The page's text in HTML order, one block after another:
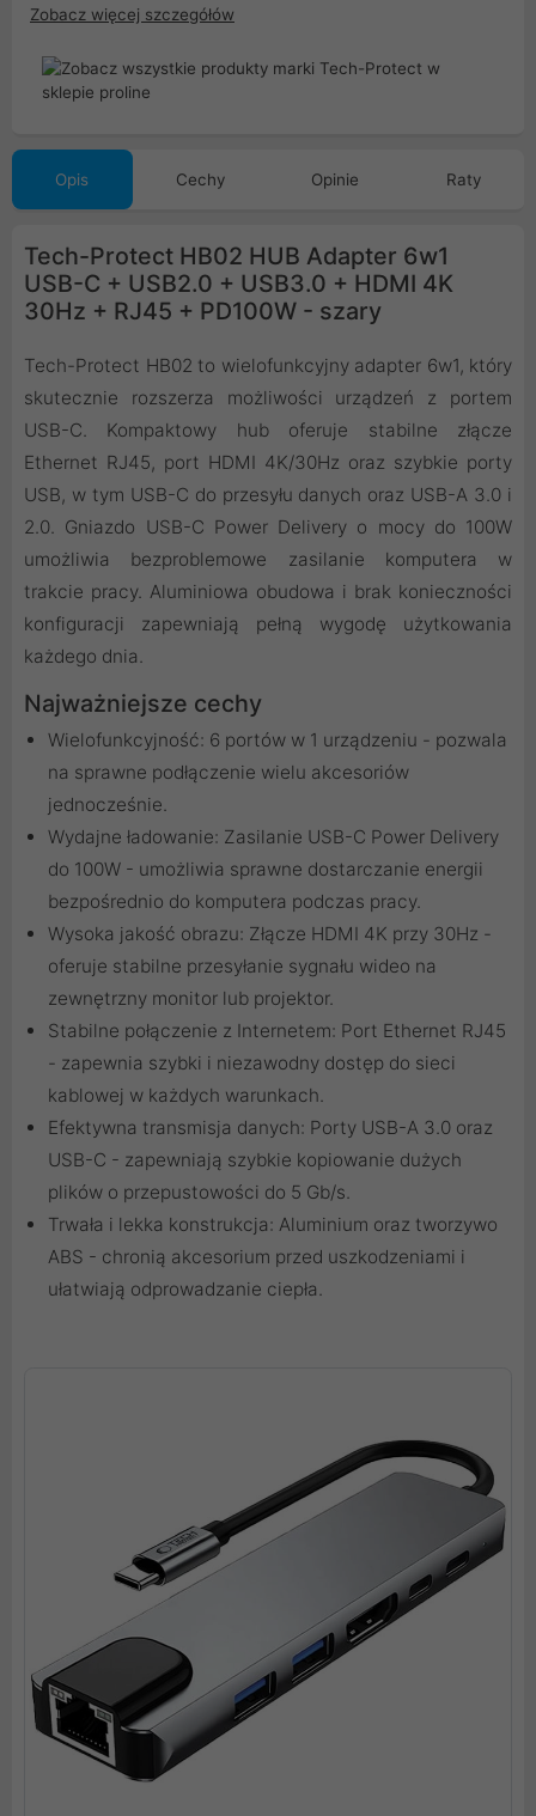
Zobacz więcej szczegółów
Opis Cechy Opinie Raty
Tech-Protect HB02 HUB Adapter 6w1
USB-C + USB2.0 + USB3.0 + HDMI 4K
30Hz + RJ45 + PD100W - szary
Tech-Protect HB02 to wielofunkcyjny adapter 6w1, który
skutecznie rozszerza możliwości urządzeń z portem
USB-C. Kompaktowy hub oferuje stabilne złącze
Ethernet RJ45, port HDMI 4K/30Hz oraz szybkie porty
USB, w tym USB-C do przesyłu danych oraz USB-A 3.0 i
2.0. Gniazdo USB-C Power Delivery o mocy do 100W
umożliwia bezproblemowe zasilanie komputera w
trakcie pracy. Aluminiowa obudowa i brak konieczności
konfiguracji zapewniają pełną wygodę użytkowania
każdego dnia.
Najważniejsze cechy
Wielofunkcyjność: 6 portów w 1 urządzeniu - pozwala
na sprawne podłączenie wielu akcesoriów
jednocześnie.
Wydajne ładowanie: Zasilanie USB-C Power Delivery
do 100W - umożliwia sprawne dostarczanie energii
bezpośrednio do komputera podczas pracy.
Wysoka jakość obrazu: Złącze HDMI 4K przy 30Hz -
oferuje stabilne przesyłanie sygnału wideo na
zewnętrzny monitor lub projektor.
Stabilne połączenie z Internetem: Port Ethernet RJ45
- zapewnia szybki i niezawodny dostęp do sieci
kablowej w każdych warunkach.
Efektywna transmisja danych: Porty USB-A 3.0 oraz
USB-C - zapewniają szybkie kopiowanie dużych
plików o przepustowości do 5 Gb/s.
Trwała i lekka konstrukcja: Aluminium oraz tworzywo
ABS - chronią akcesorium przed uszkodzeniami i
ułatwiają odprowadzanie ciepła.